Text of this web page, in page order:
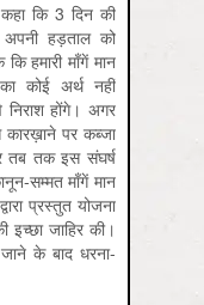
कि 3 दिन की
हड़ताल को
हमारी माँगें मान
कोई अर्थ नहीं
निराश होंगे। अगर
पर कब्जा
तब तक इस संघर्ष
सम्मत माँगें मान
प्रस्तुत योजना
जाहिर की।
के बाद धरना-